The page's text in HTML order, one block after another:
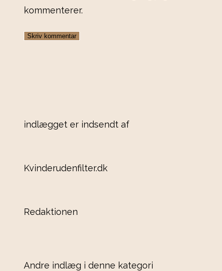
kommenterer.
indlægget er indsendt af
Kvinderudenfilter.dk
Redaktionen
Andre indlæg i denne kategori